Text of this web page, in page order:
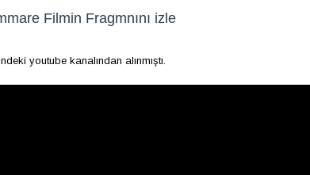
Filmin Fragmnını izle
youtube kanalından alınmıştı.